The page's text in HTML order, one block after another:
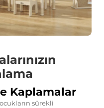
Kaplamalar
sürekli